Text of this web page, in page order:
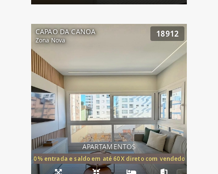
CAPAO DA CANOA
Zona Nova
18912
APARTAMENTOS
20% entrada e saldo em até 60X direto com vendedor